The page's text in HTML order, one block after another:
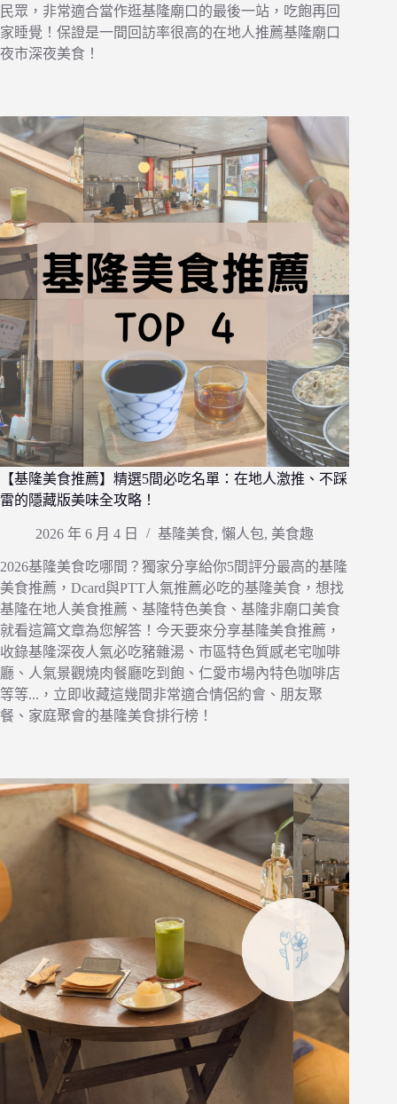
民眾，非常適合當作逛基隆廟口的最後一站，吃飽再回
家睡覺！保證是一間回訪率很高的在地人推薦基隆廟口
夜市深夜美食！
【基隆美食推薦】精選5間必吃名單：在地人激推、不踩
雷的隱藏版美味全攻略！
2026 年 6 月 4 日 基隆美食, 懶人包, 美食趣
2026基隆美食吃哪間？獨家分享給你5間評分最高的基隆
美食推薦，Dcard與PTT人氣推薦必吃的基隆美食，想找
基隆在地人美食推薦、基隆特色美食、基隆非廟口美食
就看這篇文章為您解答！今天要來分享基隆美食推薦，
收錄基隆深夜人氣必吃豬雜湯、市區特色質感老宅咖啡
廳、人氣景觀燒肉餐廳吃到飽、仁愛市場內特色咖啡店
等等...，立即收藏這幾間非常適合情侶約會、朋友聚
餐、家庭聚會的基隆美食排行榜！